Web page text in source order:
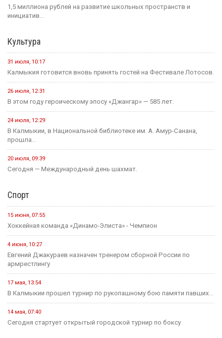
1,5 миллиона рублей на развитие школьных пространств и
инициатив...
Культура
31 июля, 10:17
Калмыкия готовится вновь принять гостей на Фестивале Лотосов.
26 июля, 12:31
В этом году героическому эпосу «Джангар» — 585 лет.
24 июля, 12:29
В Калмыкии, в Национальной библиотеке им. А. Амур-Санана,
прошла...
20 июля, 09:39
Сегодня — Международный день шахмат.
Спорт
15 июня, 07:55
Хоккейная команда «Динамо-Элиста» - Чемпион
4 июня, 10:27
Евгений Джакураев назначен тренером сборной России по
армрестлингу
17 мая, 13:54
В Калмыкии прошел турнир по рукопашному бою памяти павших...
14 мая, 07:40
Сегодня стартует открытый городской турнир по боксу